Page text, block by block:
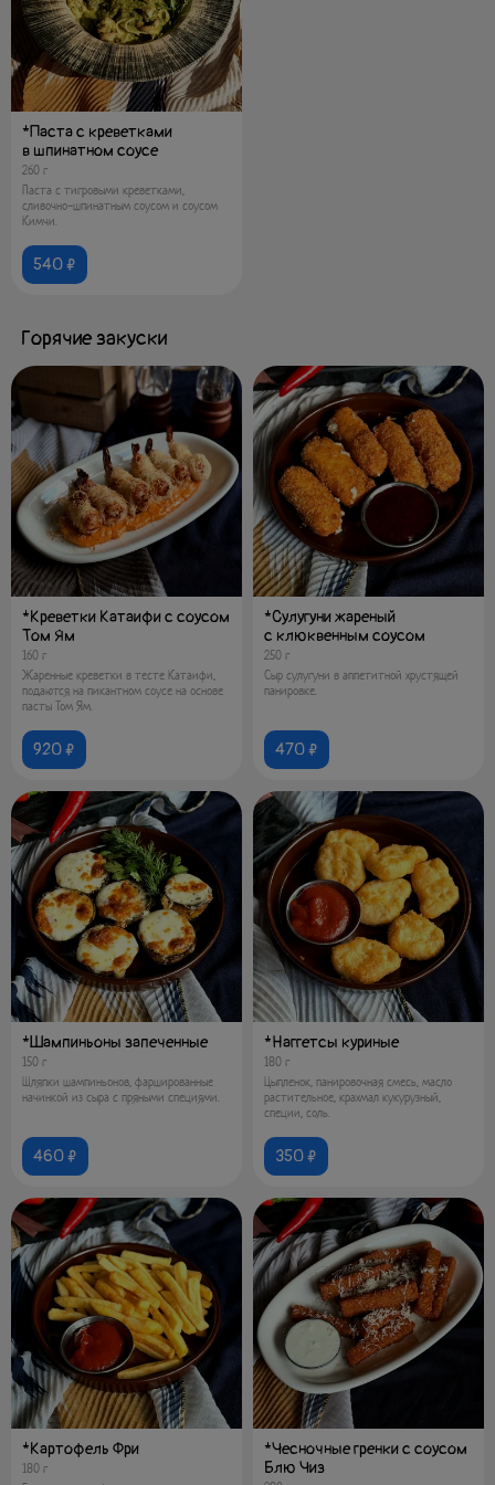
*Паста с креветками
в шпинатном соусе
260 г
Паста с тигровыми креветками,
сливочно-шпинатным соусом и соусом
Кимчи.
540 ₽
Горячие закуски
*Креветки Катаифи с соусом
Том Ям
160 г
Жаренные креветки в тесте Катаифи,
подаются на пикантном соусе на основе
пасты Том Ям.
920 ₽
*Сулугуни жареный
с клюквенным соусом
250 г
Сыр сулугуни в аппетитной хрустящей
панировке.
470 ₽
*Шампиньоны запеченные
150 г
Шляпки шампиньонов, фаршированные
начинкой из сыра с пряными специями.
460 ₽
*Наггетсы куриные
180 г
Цыпленок, панировочная смесь, масло
растительное, крахмал кукурузный,
специи, соль.
350 ₽
*Картофель Фри
180 г
*Чесночные гренки с соусом
Блю Чиз